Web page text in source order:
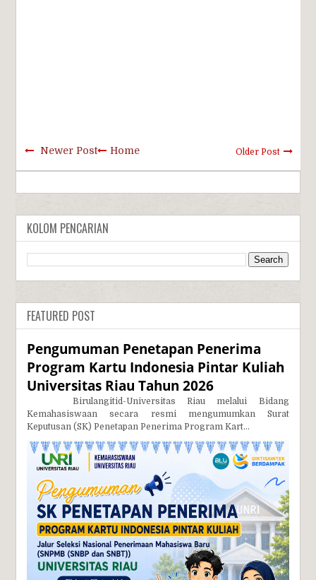
Newer Post Older Post
Home
KOLOM PENCARIAN
FEATURED POST
Pengumuman Penetapan Penerima
Program Kartu Indonesia Pintar Kuliah
Universitas Riau Tahun 2026
Birulangitid-Universitas Riau melalui Bidang
Kemahasiswaan secara resmi mengumumkan Surat
Keputusan (SK) Penetapan Penerima Program Kart...